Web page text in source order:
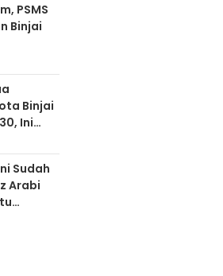
PSMS
Binjai
Binjai
Ini
Sudah
Arabi